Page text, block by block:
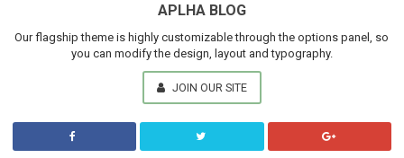
APLHA BLOG
Our flagship theme is highly customizable through the options panel, so
you can modify the design, layout and typography.
JOIN OUR SITE